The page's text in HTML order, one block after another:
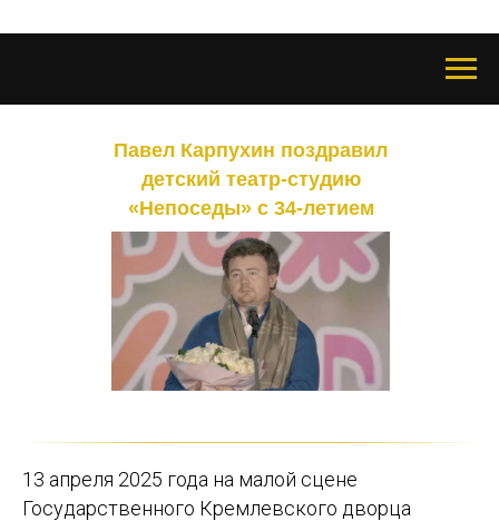
Павел Карпухин поздравил
детский театр-студию
«Непоседы» с 34-летием
13 апреля 2025 года на малой сцене
Государственного Кремлевского дворца